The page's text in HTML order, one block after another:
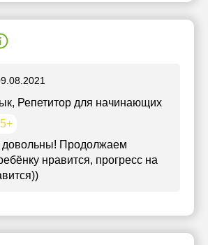
, Репетитор для начинающих
5+
довольны! Продолжаем
нравится, прогресс на